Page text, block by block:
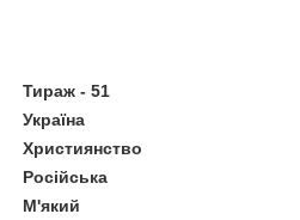
Тираж - 51
Україна
Християнство
Російська
М'який